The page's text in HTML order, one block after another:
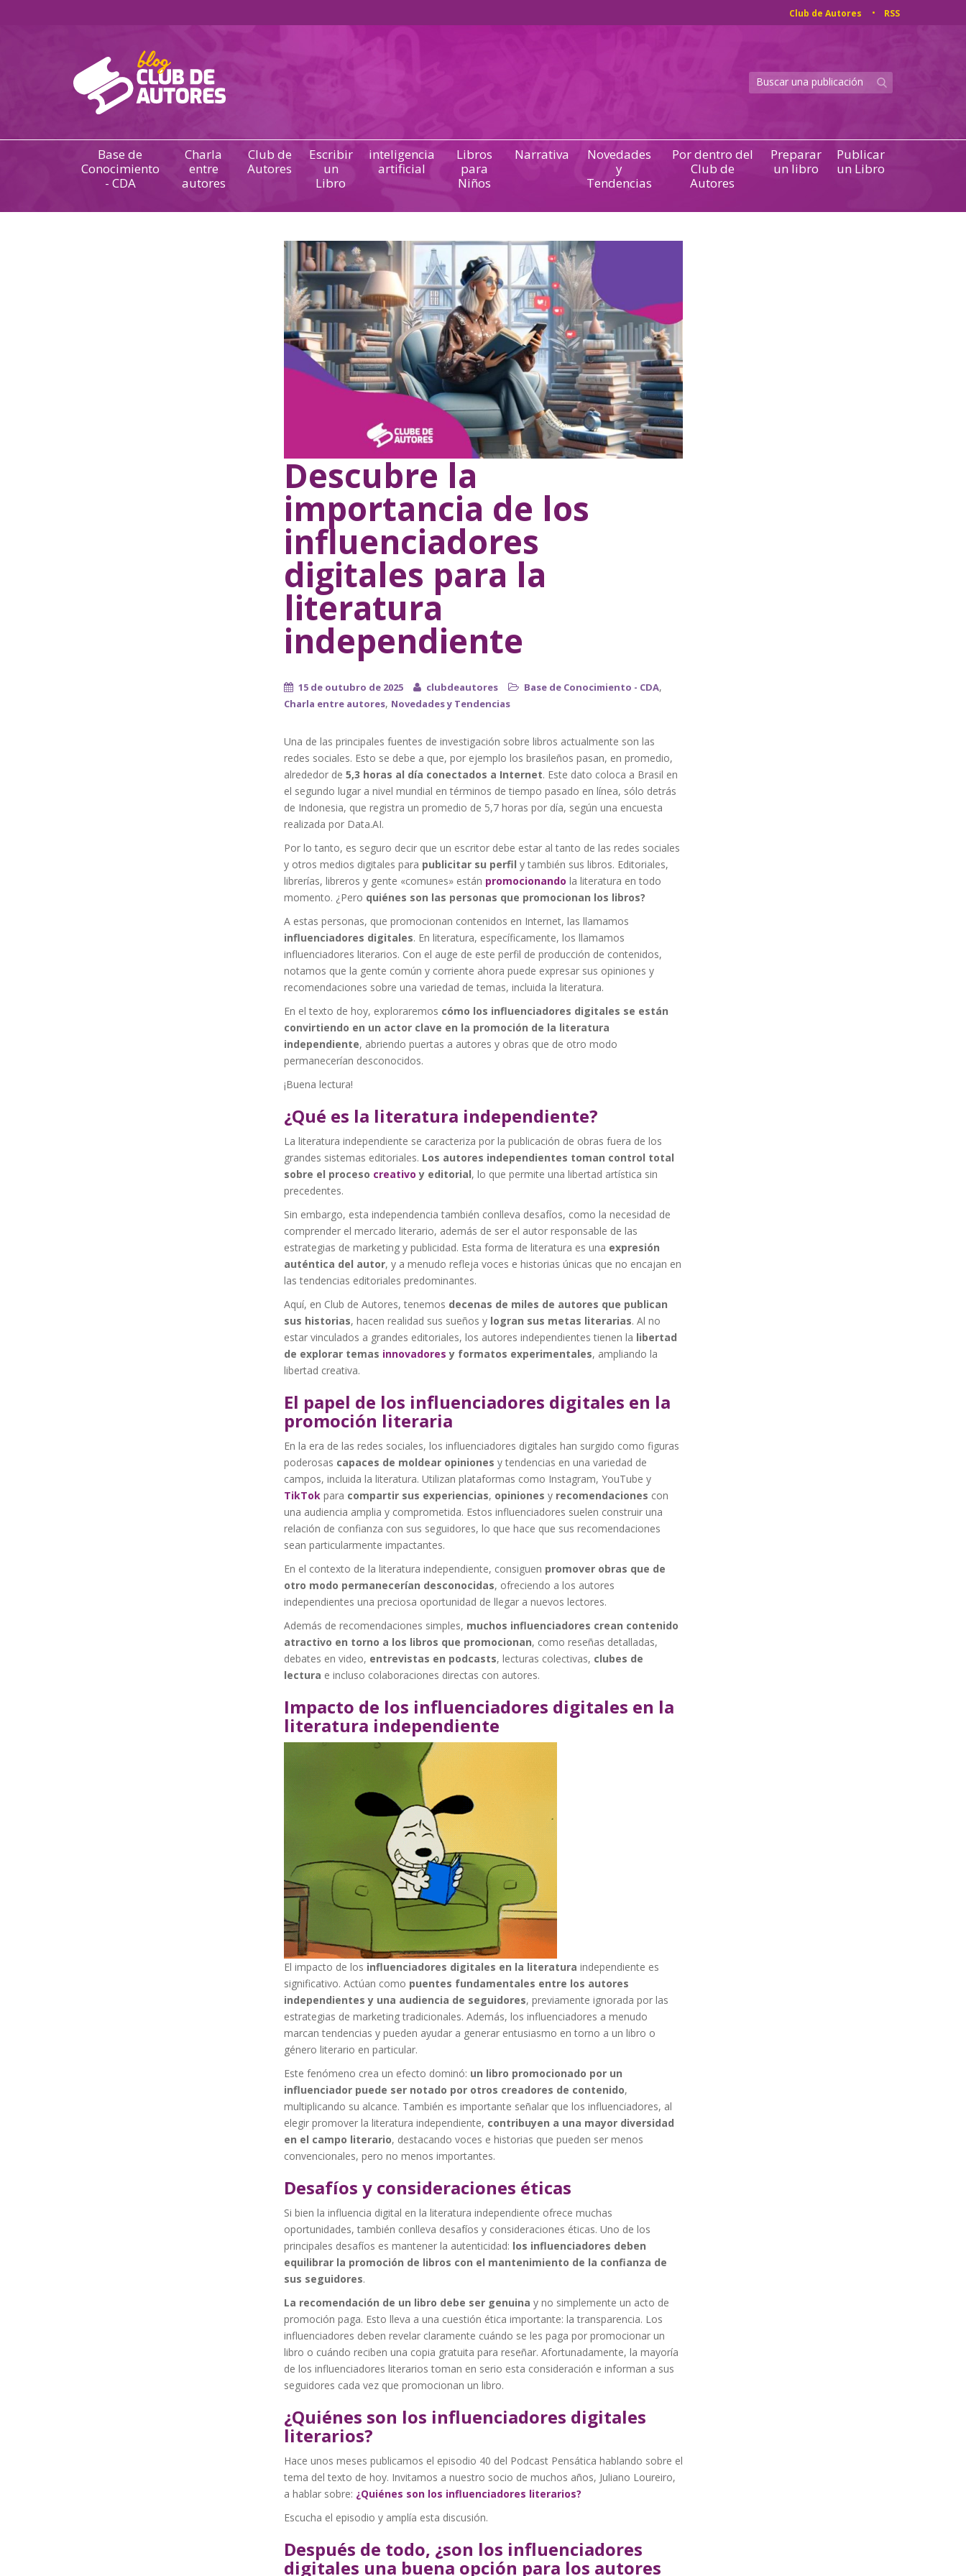
Club de Autores RSS
Base de
Conocimiento
- CDA
Charla
entre
autores
Club de
Autores
Escribir
un
Libro
inteligencia
artificial
Libros
para
Niños
Narrativa
Novedades
y
Tendencias
Por dentro del
Club de
Autores
Preparar
un libro
Publicar
un Libro
Descubre la
importancia de los
influenciadores
digitales para la
literatura
independiente
15 de outubro de 2025 clubdeautores Base de Conocimiento - CDA,
Charla entre autores, Novedades y Tendencias
Una de las principales fuentes de investigación sobre libros actualmente son las
redes sociales. Esto se debe a que, por ejemplo los brasileños pasan, en promedio,
alrededor de 5,3 horas al día conectados a Internet. Este dato coloca a Brasil en
el segundo lugar a nivel mundial en términos de tiempo pasado en línea, sólo detrás
de Indonesia, que registra un promedio de 5,7 horas por día, según una encuesta
realizada por Data.AI.
Por lo tanto, es seguro decir que un escritor debe estar al tanto de las redes sociales
y otros medios digitales para publicitar su perfil y también sus libros. Editoriales,
librerías, libreros y gente «comunes» están promocionando la literatura en todo
momento. ¿Pero quiénes son las personas que promocionan los libros?
A estas personas, que promocionan contenidos en Internet, las llamamos
influenciadores digitales. En literatura, específicamente, los llamamos
influenciadores literarios. Con el auge de este perfil de producción de contenidos,
notamos que la gente común y corriente ahora puede expresar sus opiniones y
recomendaciones sobre una variedad de temas, incluida la literatura.
En el texto de hoy, exploraremos cómo los influenciadores digitales se están
convirtiendo en un actor clave en la promoción de la literatura
independiente, abriendo puertas a autores y obras que de otro modo
permanecerían desconocidos.
¡Buena lectura!
¿Qué es la literatura independiente?
La literatura independiente se caracteriza por la publicación de obras fuera de los
grandes sistemas editoriales. Los autores independientes toman control total
sobre el proceso creativo y editorial, lo que permite una libertad artística sin
precedentes.
Sin embargo, esta independencia también conlleva desafíos, como la necesidad de
comprender el mercado literario, además de ser el autor responsable de las
estrategias de marketing y publicidad. Esta forma de literatura es una expresión
auténtica del autor, y a menudo refleja voces e historias únicas que no encajan en
las tendencias editoriales predominantes.
Aquí, en Club de Autores, tenemos decenas de miles de autores que publican
sus historias, hacen realidad sus sueños y logran sus metas literarias. Al no
estar vinculados a grandes editoriales, los autores independientes tienen la libertad
de explorar temas innovadores y formatos experimentales, ampliando la
libertad creativa.
El papel de los influenciadores digitales en la
promoción literaria
En la era de las redes sociales, los influenciadores digitales han surgido como figuras
poderosas capaces de moldear opiniones y tendencias en una variedad de
campos, incluida la literatura. Utilizan plataformas como Instagram, YouTube y
TikTokpara compartir sus experiencias, opiniones y recomendaciones con
una audiencia amplia y comprometida. Estos influenciadores suelen construir una
relación de confianza con sus seguidores, lo que hace que sus recomendaciones
sean particularmente impactantes.
En el contexto de la literatura independiente, consiguen promover obras que de
otro modo permanecerían desconocidas, ofreciendo a los autores
independientes una preciosa oportunidad de llegar a nuevos lectores.
Además de recomendaciones simples, muchos influenciadores crean contenido
atractivo en torno a los libros que promocionan, como reseñas detalladas,
debates en video, entrevistas en podcasts, lecturas colectivas, clubes de
lectura e incluso colaboraciones directas con autores.
Impacto de los influenciadores digitales en la
literatura independiente
El impacto de los influenciadores digitales en la literatura independiente es
significativo. Actúan como puentes fundamentales entre los autores
independientes y una audiencia de seguidores, previamente ignorada por las
estrategias de marketing tradicionales. Además, los influenciadores a menudo
marcan tendencias y pueden ayudar a generar entusiasmo en torno a un libro o
género literario en particular.
Este fenómeno crea un efecto dominó: un libro promocionado por un
influenciador puede ser notado por otros creadores de contenido,
multiplicando su alcance. También es importante señalar que los influenciadores, al
elegir promover la literatura independiente, contribuyen a una mayor diversidad
en el campo literario, destacando voces e historias que pueden ser menos
convencionales, pero no menos importantes.
Desafíos y consideraciones éticas
Si bien la influencia digital en la literatura independiente ofrece muchas
oportunidades, también conlleva desafíos y consideraciones éticas. Uno de los
principales desafíos es mantener la autenticidad: los influenciadores deben
equilibrar la promoción de libros con el mantenimiento de la confianza de
sus seguidores.
La recomendación de un libro debe ser genuina y no simplemente un acto de
promoción paga. Esto lleva a una cuestión ética importante: la transparencia. Los
influenciadores deben revelar claramente cuándo se les paga por promocionar un
libro o cuándo reciben una copia gratuita para reseñar. Afortunadamente, la mayoría
de los influenciadores literarios toman en serio esta consideración e informan a sus
seguidores cada vez que promocionan un libro.
¿Quiénes son los influenciadores digitales
literarios?
Hace unos meses publicamos el episodio 40 del Podcast Pensática hablando sobre el
tema del texto de hoy. Invitamos a nuestro socio de muchos años, Juliano Loureiro,
a hablar sobre: ¿Quiénes son los influenciadores literarios?
Escucha el episodio y amplía esta discusión.
Después de todo, ¿son los influenciadores
digitales una buena opción para los autores